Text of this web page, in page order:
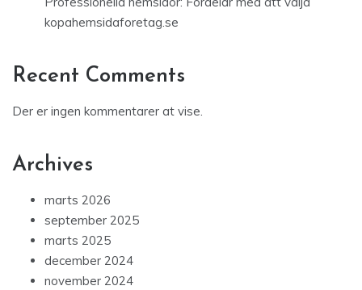
kopahemsidaforetag.se
Recent Comments
Der er ingen kommentarer at vise.
Archives
marts 2026
september 2025
marts 2025
december 2024
november 2024